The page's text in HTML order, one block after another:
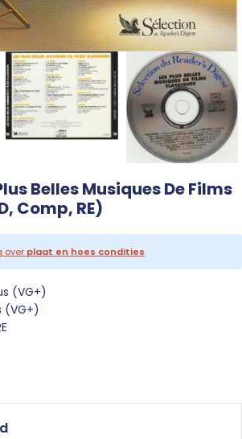
Belles Musiques De Films
Comp, RE)
over plaat en hoes condities
(VG+)
(VG+)